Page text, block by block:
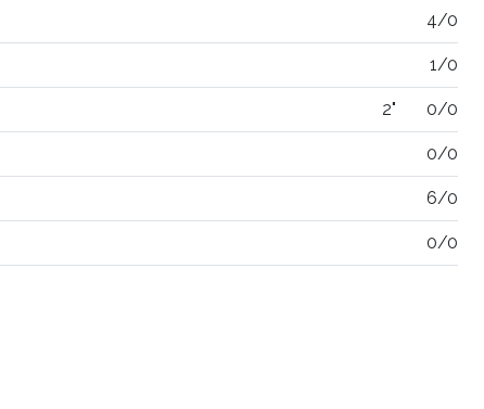
4/0
1/0
2" 0/0
0/0
6/0
0/0